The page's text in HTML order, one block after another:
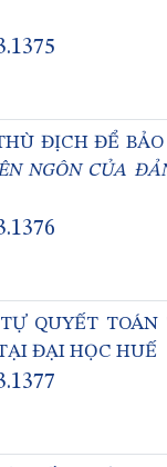
ĐỊCH ĐỂ
NGÔN CỦA
QUYẾT
ĐẠI HỌC HUẾ